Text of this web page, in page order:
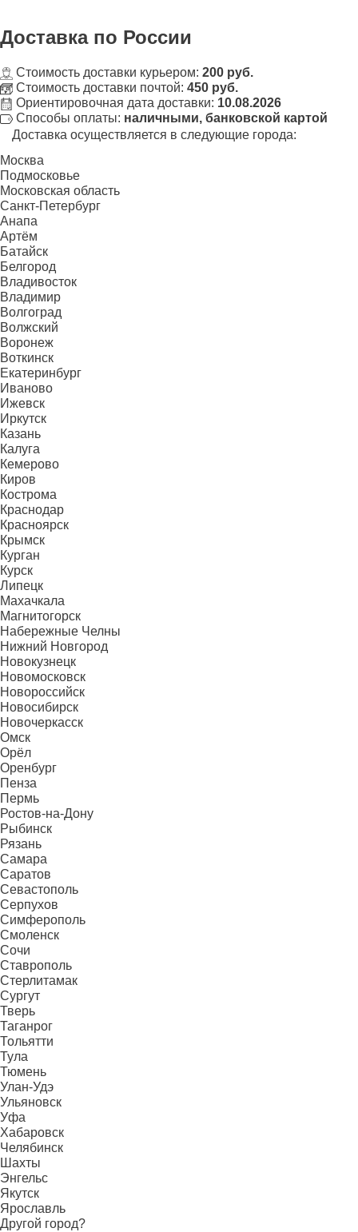
Доставка по России
Стоимость доставки курьером: 200 руб.
Стоимость доставки почтой: 450 руб.
Ориентировочная дата доставки: 10.08.2026
Способы оплаты: наличными, банковской картой
Доставка осуществляется в следующие города:
Москва
Подмосковье
Московская область
Санкт-Петербург
Анапа
Артём
Батайск
Белгород
Владивосток
Владимир
Волгоград
Волжский
Воронеж
Воткинск
Екатеринбург
Иваново
Ижевск
Иркутск
Казань
Калуга
Кемерово
Киров
Кострома
Краснодар
Красноярск
Крымск
Курган
Курск
Липецк
Махачкала
Магнитогорск
Набережные Челны
Нижний Новгород
Новокузнецк
Новомосковск
Новороссийск
Новосибирск
Новочеркасск
Омск
Орёл
Оренбург
Пенза
Пермь
Ростов-на-Дону
Рыбинск
Рязань
Самара
Саратов
Севастополь
Серпухов
Симферополь
Смоленск
Сочи
Ставрополь
Стерлитамак
Сургут
Тверь
Таганрог
Тольятти
Тула
Тюмень
Улан-Удэ
Ульяновск
Уфа
Хабаровск
Челябинск
Шахты
Энгельс
Якутск
Ярославль
Другой город?